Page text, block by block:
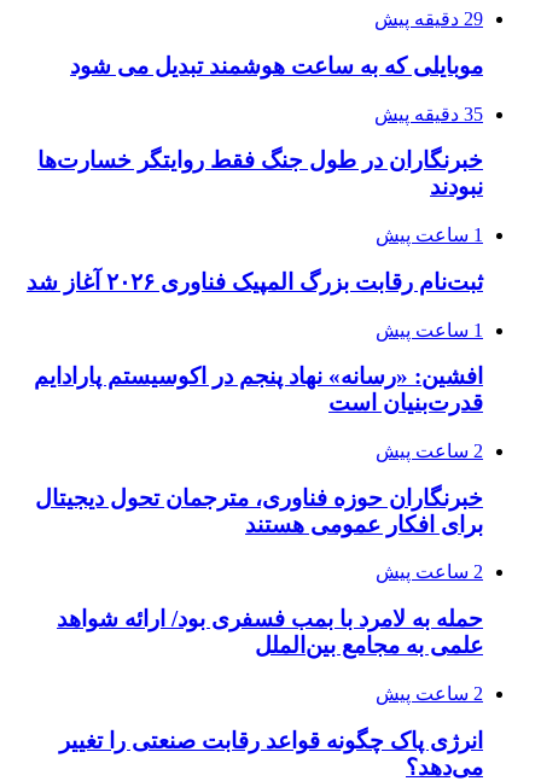
29 دقیقه پیش
موبایلی که به ساعت هوشمند تبدیل می شود
35 دقیقه پیش
خبرنگاران در طول جنگ فقط روایتگر خسارت‌ها
نبودند
1 ساعت پیش
ثبت‌نام رقابت بزرگ المپیک فناوری ۲۰۲۶ آغاز شد
1 ساعت پیش
افشین: «رسانه» نهاد پنجم در اکوسیستم پارادایم
قدرت‌بنیان است
2 ساعت پیش
خبرنگاران حوزه فناوری، مترجمان تحول دیجیتال
برای افکار عمومی هستند
2 ساعت پیش
حمله به لامرد با بمب فسفری بود/ ارائه شواهد
علمی به مجامع بین‌الملل
2 ساعت پیش
انرژی پاک چگونه قواعد رقابت صنعتی را تغییر
می‌دهد؟